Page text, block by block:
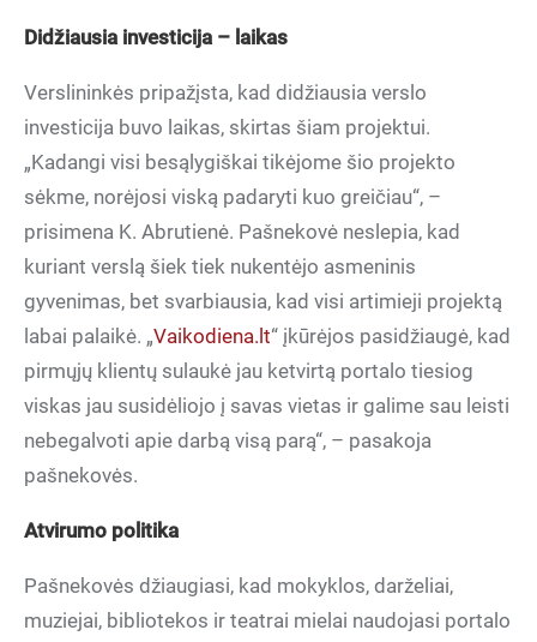
Didžiausia investicija – laikas
investicija buvo laikas, skirtas šiam projektui.
„Kadangi visi besąlygiškai tikėjome šio projekto
sėkme, norėjosi viską padaryti kuo greičiau“, –
prisimena K. Abrutienė. Pašnekovė neslepia, kad
kuriant verslą šiek tiek nukentėjo asmeninis
gyvenimas, bet svarbiausia, kad visi artimieji projektą
labai palaikė. „Vaikodiena.lt“ įkūrėjos pasidžiaugė, kad
pirmųjų klientų sulaukė jau ketvirtą portalo tiesiog
viskas jau susidėliojo į savas vietas ir galime sau leisti
nebegalvoti apie darbą visą parą“, – pasakoja
pašnekovės.
Atvirumo politika
muziejai, bibliotekos ir teatrai mielai naudojasi portalo